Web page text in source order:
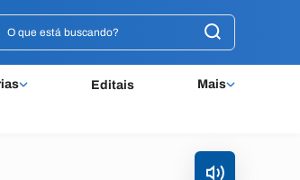
Editais Mais